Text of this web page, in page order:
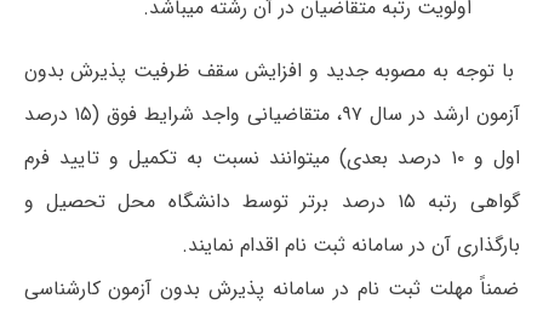
اولویت رتبه متقاضیان در آن رشته می‎باشد.
با توجه به مصوبه جدید و افزایش سقف ظرفیت پذیرش بدون
آزمون ارشد در سال ۹۷، متقاضیانی واجد شرایط فوق (۱۵ درصد
اول و ۱۰ درصد بعدی) می‎توانند نسبت به تکمیل و تایید فرم
گواهی رتبه ۱۵ درصد برتر توسط دانشگاه محل تحصیل و
بارگذاری آن در سامانه ثبت نام اقدام نمایند.
ضمناً مهلت ثبت نام در سامانه پذیرش بدون آزمون کارشناسی